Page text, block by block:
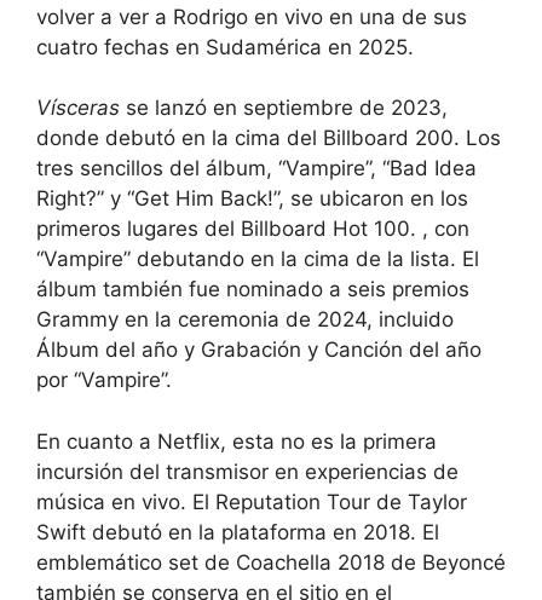
volver a ver a Rodrigo en vivo en una de sus
cuatro fechas en Sudamérica en 2025.
Vísceras se lanzó en septiembre de 2023,
donde debutó en la cima del Billboard 200. Los
tres sencillos del álbum, “Vampire”, “Bad Idea
Right?” y “Get Him Back!”, se ubicaron en los
primeros lugares del Billboard Hot 100. , con
“Vampire” debutando en la cima de la lista. El
álbum también fue nominado a seis premios
Grammy en la ceremonia de 2024, incluido
Álbum del año y Grabación y Canción del año
por “Vampire”.
En cuanto a Netflix, esta no es la primera
incursión del transmisor en experiencias de
música en vivo. El Reputation Tour de Taylor
Swift debutó en la plataforma en 2018. El
emblemático set de Coachella 2018 de Beyoncé
también se conserva en el sitio en el